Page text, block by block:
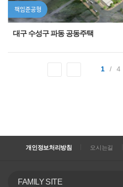
책임준공형
대구 수성구 파동 공동주택
1 / 4
개인정보처리방침 오시는길
FAMILY SITE